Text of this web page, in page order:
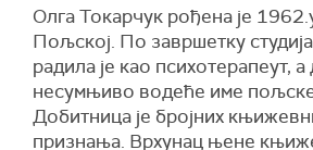
Олга Токарчук рођена је
Пољској. По завршетку
радила је као психотерапеут, а
несумњиво водеће име
Добитница је бројних
признања. Врхунац њене